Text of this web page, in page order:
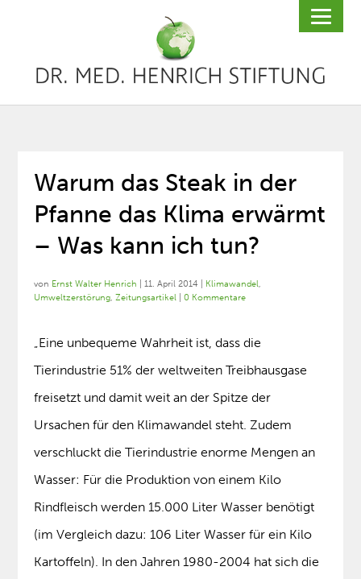
Warum das Steak in der
Pfanne das Klima erwärmt
– Was kann ich tun?
von Ernst Walter Henrich |11. April 2014 Klimawandel,
Umweltzerstörung,Zeitungsartikel |0 Kommentare
„Eine unbequeme Wahrheit ist, dass die
Tierindustrie 51% der weltweiten Treibhausgase
freisetzt und damit weit an der Spitze der
Ursachen für den Klimawandel steht. Zudem
verschluckt die Tierindustrie enorme Mengen an
Wasser: Für die Produktion von einem Kilo
Rindfleisch werden 15.000 Liter Wasser benötigt
(im Vergleich dazu: 106 Liter Wasser für ein Kilo
Kartoffeln). In den Jahren 1980-2004 hat sich die